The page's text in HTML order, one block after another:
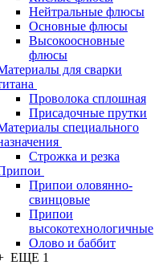
Нейтральные флюсы
Основные флюсы
Высокоосновные
флюсы
для сварки
Проволока сплошная
Присадочные прутки
специального
Строжка и резка
Припои оловянно-
свинцовые
Припои
высокотехнологичные
Олово и баббит
ЕЩЕ 1